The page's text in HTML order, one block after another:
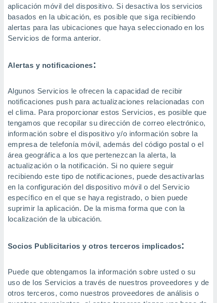
aplicación móvil del dispositivo. Si desactiva los servicios
basados en la ubicación, es posible que siga recibiendo
alertas para las ubicaciones que haya seleccionado en los
Servicios de forma anterior.
Alertas y notificaciones:
Algunos Servicios le ofrecen la capacidad de recibir
notificaciones push para actualizaciones relacionadas con
el clima. Para proporcionar estos Servicios, es posible que
tengamos que recopilar su dirección de correo electrónico,
información sobre el dispositivo y/o información sobre la
empresa de telefonía móvil, además del código postal o el
área geográfica a los que pertenezcan la alerta, la
actualización o la notificación. Si no quiere seguir
recibiendo este tipo de notificaciones, puede desactivarlas
en la configuración del dispositivo móvil o del Servicio
específico en el que se haya registrado, o bien puede
suprimir la aplicación. De la misma forma que con la
localización de la ubicación.
Socios Publicitarios y otros terceros implicados:
Puede que obtengamos la información sobre usted o su
uso de los Servicios a través de nuestros proveedores y de
otros terceros, como nuestros proveedores de análisis o